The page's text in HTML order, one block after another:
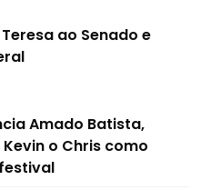
ao Senado e
Amado Batista,
o Chris como